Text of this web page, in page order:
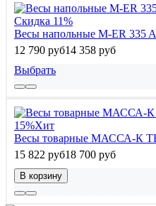
Скидка 11%
Весы напольные M-ER 335
12 790 руб14 358 руб
Выбрать
15%Хит
Весы товарные МАССА-К
15 822 руб18 700 руб
В корзину